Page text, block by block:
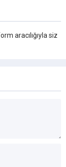
aracılığıyla siz